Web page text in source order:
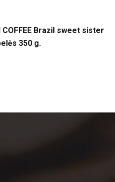
COFFEE Brazil sweet sister
350 g.